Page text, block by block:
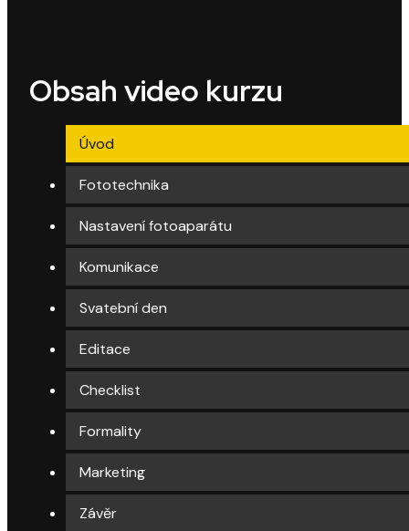
Obsah video kurzu
Úvod
Fototechnika
Nastavení fotoaparátu
Komunikace
Svatební den
Editace
Checklist
Formality
Marketing
Závěr